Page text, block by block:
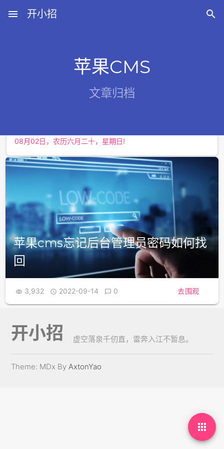
menu 开小招 
苹果CMS
文章归档
苹果cms忘记后台管理员密码如何找
回
 3,932  2022-09-14  0 去围观

开小招 虚空落泉千仞直，雷奔入江不暂息。
Theme: MDx ByAxtonYao
08月06日，农历六月廿四，星期四!
08月02日，农历六月二十，星期日!